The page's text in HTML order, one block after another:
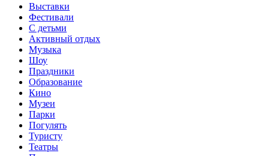
Выставки
Фестивали
С детьми
Активный отдых
Музыка
Шоу
Праздники
Образование
Кино
Музеи
Парки
Погулять
Туристу
Театры